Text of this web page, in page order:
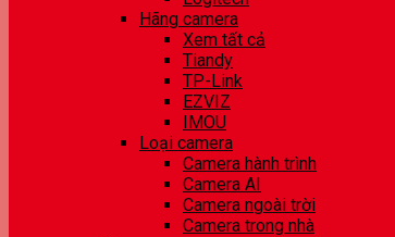
Hãng camera
Xem tất cả
Tiandy
TP-Link
EZVIZ
IMOU
Loại camera
Camera hành trình
Camera AI
Camera ngoài trời
Camera trong nhà